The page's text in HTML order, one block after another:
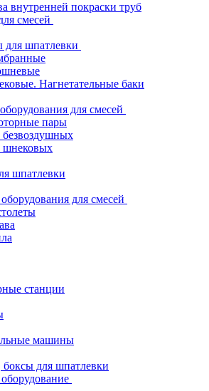
внутренней покраски труб
смесей
для шпатлевки
Нагнетательные баки
для смесей
пары
безвоздушных
шнековых
шпатлевки
для смесей
станции
машины
для шпатлевки